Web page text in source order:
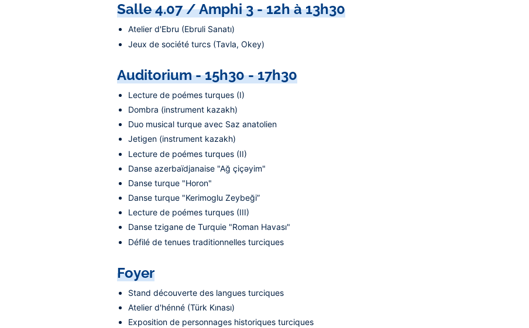
Salle 4.07 / Amphi 3 - 12h à 13h30
Atelier d'Ebru (Ebruli Sanatı)
Jeux de société turcs (Tavla, Okey)
Auditorium - 15h30 - 17h30
Lecture de poémes turques (I)
Dombra (instrument kazakh)
Duo musical turque avec Saz anatolien
Jetigen (instrument kazakh)
Lecture de poémes turques (II)
Danse azerbaïdjanaise "Ağ çiçəyim"
Danse turque "Horon"
Danse turque "Kerimoglu Zeybeği”
Lecture de poémes turques (III)
Danse tzigane de Turquie "Roman Havası"
Défilé de tenues traditionnelles turciques
Foyer
Stand découverte des langues turciques
Atelier d'hénné (Türk Kınası)
Exposition de personnages historiques turciques